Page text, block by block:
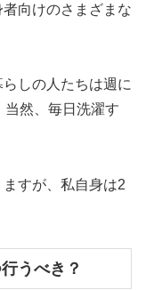
向けのさまざまな
しの人たちは週に
然、毎日洗濯す
すが、私自身は2
うべき？